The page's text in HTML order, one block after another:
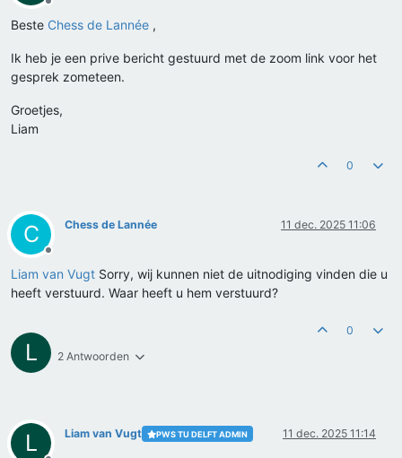
Offline
Beste Chess de Lannée ,
Ik heb je een prive bericht gestuurd met de zoom link voor het
gesprek zometeen.
Groetjes,
Liam
0
C
Offline
Chess de Lannée 11 dec. 2025 11:06
Liam van Vugt Sorry, wij kunnen niet de uitnodiging vinden die u
heeft verstuurd. Waar heeft u hem verstuurd?
L 2 Antwoorden
0
L Liam van Vugt PWS TU DELFT ADMIN 11 dec. 2025 11:14